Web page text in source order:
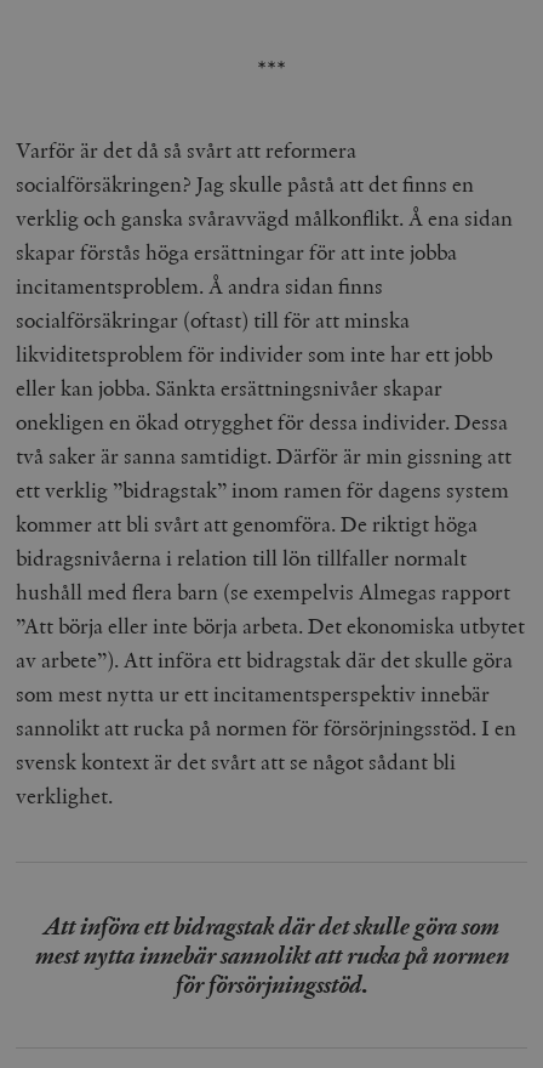
***
Varför är det då så svårt att reformera
socialförsäkringen? Jag skulle påstå att det finns en
verklig och ganska svåravvägd målkonflikt. Å ena sidan
skapar förstås höga ersättningar för att inte jobba
incitamentsproblem. Å andra sidan finns
socialförsäkringar (oftast) till för att minska
likviditetsproblem för individer som inte har ett jobb
eller kan jobba. Sänkta ersättningsnivåer skapar
onekligen en ökad otrygghet för dessa individer. Dessa
två saker är sanna samtidigt. Därför är min gissning att
ett verklig ”bidragstak” inom ramen för dagens system
kommer att bli svårt att genomföra. De riktigt höga
bidragsnivåerna i relation till lön tillfaller normalt
hushåll med flera barn (se exempelvis Almegas rapport
”Att börja eller inte börja arbeta. Det ekonomiska utbytet
av arbete”). Att införa ett bidragstak där det skulle göra
som mest nytta ur ett incitamentsperspektiv innebär
sannolikt att rucka på normen för försörjningsstöd. I en
svensk kontext är det svårt att se något sådant bli
verklighet.
Att införa ett bidragstak där det skulle göra som
mest nytta innebär sannolikt att rucka på normen
för försörjningsstöd.